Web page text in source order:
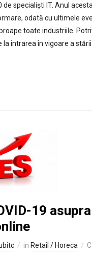
de specialiști IT. Anul
odată cu ultimele
toate industriile.
la intrarea în vigoare a
19 asupra
in Retail / Horeca